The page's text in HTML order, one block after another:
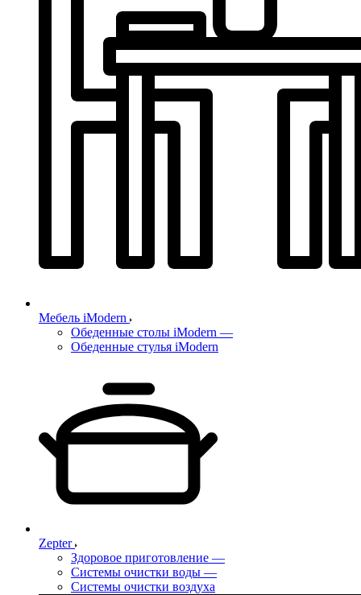
Мебель iModern
Обеденные столы iModern —
Обеденные стулья iModern
Zepter
Здоровое приготовление —
Системы очистки воды —
Системы очистки воздуха